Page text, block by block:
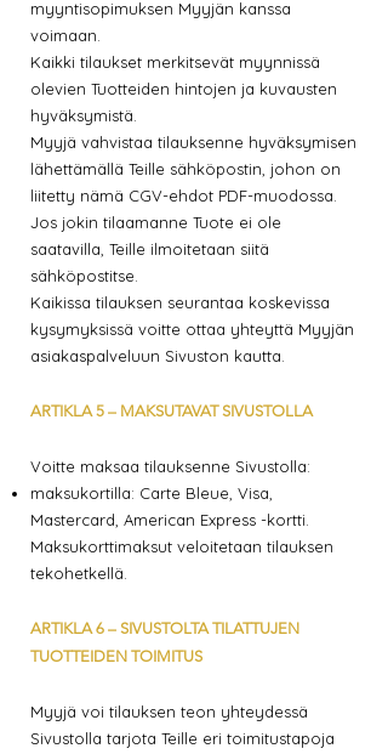
myyntisopimuksen Myyjän kanssa
voimaan.
Kaikki tilaukset merkitsevät myynnissä
olevien Tuotteiden hintojen ja kuvausten
hyväksymistä.
Myyjä vahvistaa tilauksenne hyväksymisen
lähettämällä Teille sähköpostin, johon on
liitetty nämä CGV-ehdot PDF-muodossa.
Jos jokin tilaamanne Tuote ei ole
saatavilla, Teille ilmoitetaan siitä
sähköpostitse.
Kaikissa tilauksen seurantaa koskevissa
kysymyksissä voitte ottaa yhteyttä Myyjän
asiakaspalveluun Sivuston kautta.
ARTIKLA 5 – MAKSUTAVAT SIVUSTOLLA
Voitte maksaa tilauksenne Sivustolla:
maksukortilla: Carte Bleue, Visa,
Mastercard, American Express -kortti.
Maksukorttimaksut veloitetaan tilauksen
tekohetkellä.
ARTIKLA 6 – SIVUSTOLTA TILATTUJEN
TUOTTEIDEN TOIMITUS
Myyjä voi tilauksen teon yhteydessä
Sivustolla tarjota Teille eri toimitustapoja